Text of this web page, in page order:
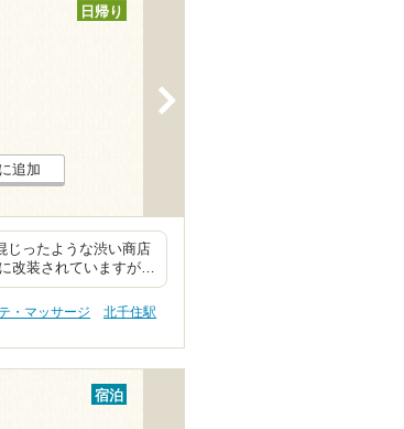
日帰り
追加
じったような渋い商店
改装されていますが…
・マッサージ
北千住駅
宿泊